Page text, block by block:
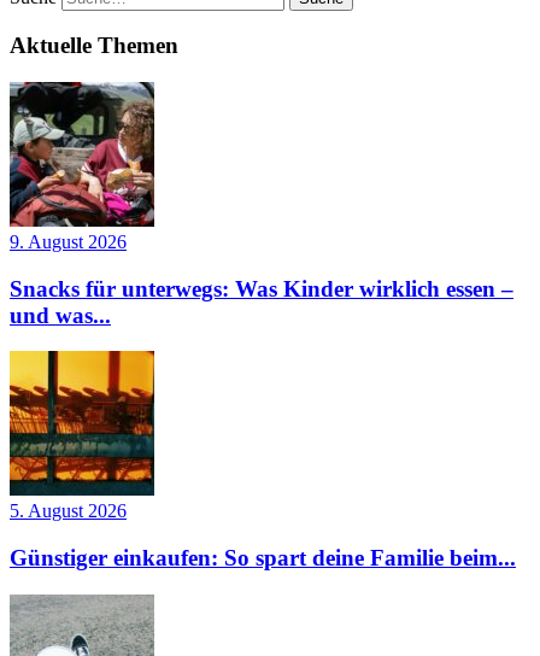
Aktuelle Themen
9. August 2026
Snacks für unterwegs: Was Kinder wirklich essen –
und was...
5. August 2026
Günstiger einkaufen: So spart deine Familie beim...